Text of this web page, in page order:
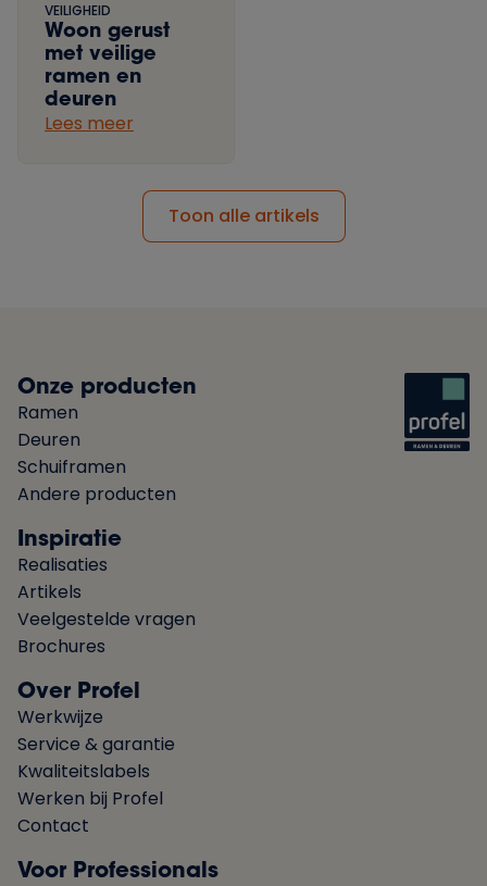
VEILIGHEID
Woon gerust
met veilige
ramen en
deuren
Lees meer
Toon alle artikels
Onze producten
Ramen
Deuren
Schuiframen
Andere producten
Inspiratie
Realisaties
Artikels
Veelgestelde vragen
Brochures
Over Profel
Werkwijze
Service & garantie
Kwaliteitslabels
Werken bij Profel
Contact
Voor Professionals